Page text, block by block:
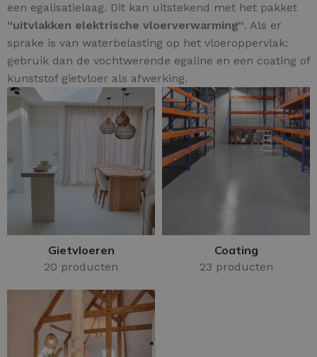
een egalisatielaag. Dit kan uitstekend met het pakket
''uitvlakken elektrische vloerverwarming''. Als er
sprake is van waterbelasting op het vloeroppervlak:
gebruik dan de vochtwerende egaline en een coating of
kunststof gietvloer als afwerking.
Gietvloeren
20 producten
Coating
23 producten